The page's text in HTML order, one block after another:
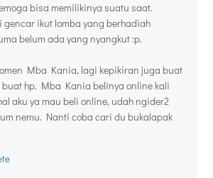
bisa memilikinya suatu saat.
gencar ikut lomba yang berhadiah
belum ada yang nyangkut :p.
Mba Kania, lagi kepikiran juga buat
hp. Mba Kania belinya online kali
aku ya mau beli online, udah ngider2
nemu. Nanti coba cari du bukalapak